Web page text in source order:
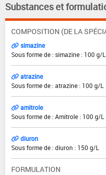
Substances et
COMPOSITION (DE LA
simazine
Sous forme de : simazine : 100 g/L
atrazine
Sous forme de : atrazine : 100 g/L
amitrole
Sous forme de : Amitrole : 100 g/L
diuron
Sous forme de : diuron : 150 g/L
FORMULATION